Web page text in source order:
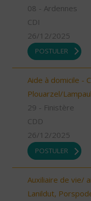
08 - Ardennes
CDI
26/12/2025
POSTULER
Aide à domicile -
Plouarzel/
29 - Finistère
CDD
26/12/2025
POSTULER
Auxiliaire de vie/
Lanildut,